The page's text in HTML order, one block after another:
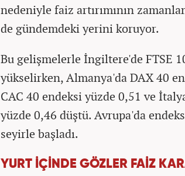
nedeniyle faiz artırımının
de gündemdeki yerini koruyor.
Bu gelişmelerle İngiltere'de FTSE
yükselirken, Almanya'da DAX 40
CAC 40 endeksi yüzde 0,51 ve
yüzde 0,46 düştü. Avrupa'da
seyirle başladı.
YURT İÇİNDE GÖZLER FAİZ